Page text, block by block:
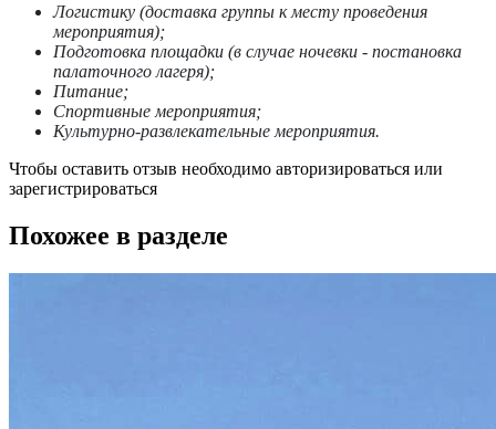
Логистику (доставка группы к месту проведения
мероприятия);
Подготовка площадки (в случае ночевки - постановка
палаточного лагеря);
Питание;
Спортивные мероприятия;
Культурно-развлекательные мероприятия.
Чтобы оставить отзыв необходимо авторизироваться или
зарегистрироваться
Похожее в разделе